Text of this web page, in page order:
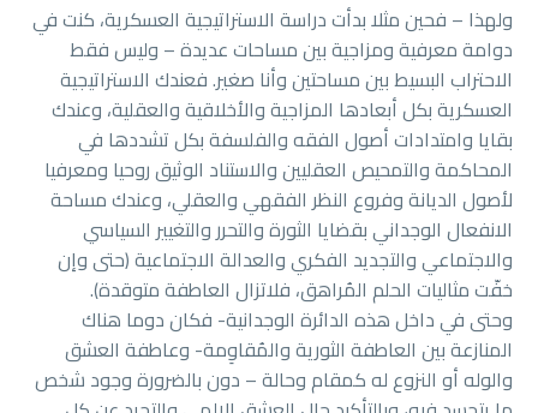
ولهذا – فحين مثلا بدأت دراسة الاستراتيجية العسكرية، كنت في
دوامة معرفية ومزاجية بين مساحات عديدة – وليس فقط
الاحتراب البسيط بين مساحتين وأنا صغير. فعندك الاستراتيجية
العسكرية بكل أبعادها المزاجية والأخلاقية والعقلية، وعندك
بقايا وامتدادات أصول الفقه والفلسفة بكل تشددها في
المحاكمة والتمحيص العقليين والاستناد الوثيق روحيا ومعرفيا
لأصول الديانة وفروع النظر الفقهي والعقلي، وعندك مساحة
الانفعال الوجداني بقضايا الثورة والتحرر والتغيير السياسي
والاجتماعي والتجديد الفكري والعدالة الاجتماعية (حتى وإن
خفّت مثاليات الحلم المُراهق، فلاتزال العاطفة متوقدة).
وحتى في داخل هذه الدائرة الوجدانية- فكان دوما هناك
المنازعة بين العاطفة الثورية والمُقاوِمة- وعاطفة العشق
والوله أو النزوع له كمقام وحالة – دون بالضرورة وجود شخص